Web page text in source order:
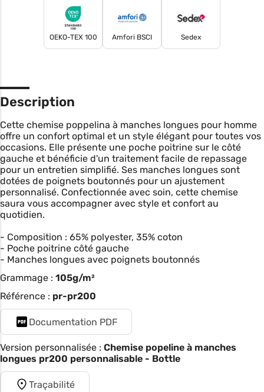
OEKO-TEX 100 Amfori BSCI Sedex
Description
Cette chemise poppelina à manches longues pour homme
offre un confort optimal et un style élégant pour toutes vos
occasions. Elle présente une poche poitrine sur le côté
gauche et bénéficie d'un traitement facile de repassage
pour un entretien simplifié. Ses manches longues sont
dotées de poignets boutonnés pour un ajustement
personnalisé. Confectionnée avec soin, cette chemise
saura vous accompagner avec style et confort au
quotidien.
- Composition : 65% polyester, 35% coton
- Poche poitrine côté gauche
- Manches longues avec poignets boutonnés
Grammage : 105g/m²
Référence : pr-pr200
Documentation PDF
Version personnalisée : Chemise popeline à manches
longues pr200 personnalisable - Bottle
Traçabilité